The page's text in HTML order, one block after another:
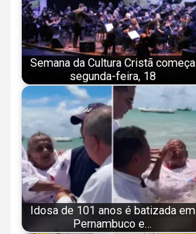
Semana da Cultura Cristã começa
segunda-feira, 18
Idosa de 101 anos é batizada em
Pernambuco e…